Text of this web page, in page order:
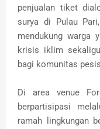
penjualan tiket
surya di Pulau
mendukung warga
krisis iklim
bagi komunitas
Di area venue
berpartisipasi
ramah lingkungan